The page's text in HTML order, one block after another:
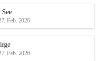
r
S
See
Feb. 2026
Feb. 2026